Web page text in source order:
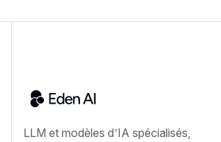
LLM et modèles d’IA spécialisés,